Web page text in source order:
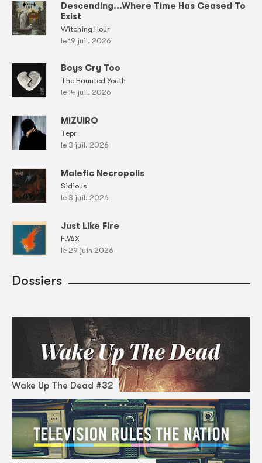
Descending...Where Time Has Ceased To
Exist
Witching Hour
le 19 juil. 2026
Boys Cry Too
The Haunted Youth
le 14 juil. 2026
MIZUIRO
Tepr
le 3 juil. 2026
Malefic Necropolis
Sidious
le 3 juil. 2026
Just Like Fire
E.VAX
le 29 juin 2026
Dossiers
Wake Up The Dead #32